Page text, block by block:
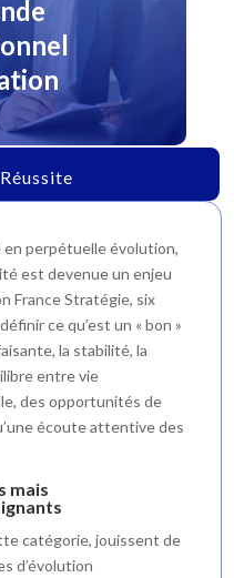
Réussite
perpétuelle évolution,
est devenue un enjeu
France Stratégie, six
ce qu’est un « bon »
la stabilité, la
entre vie
des opportunités de
écoute attentive des
mais
catégorie, jouissent de
d’évolution